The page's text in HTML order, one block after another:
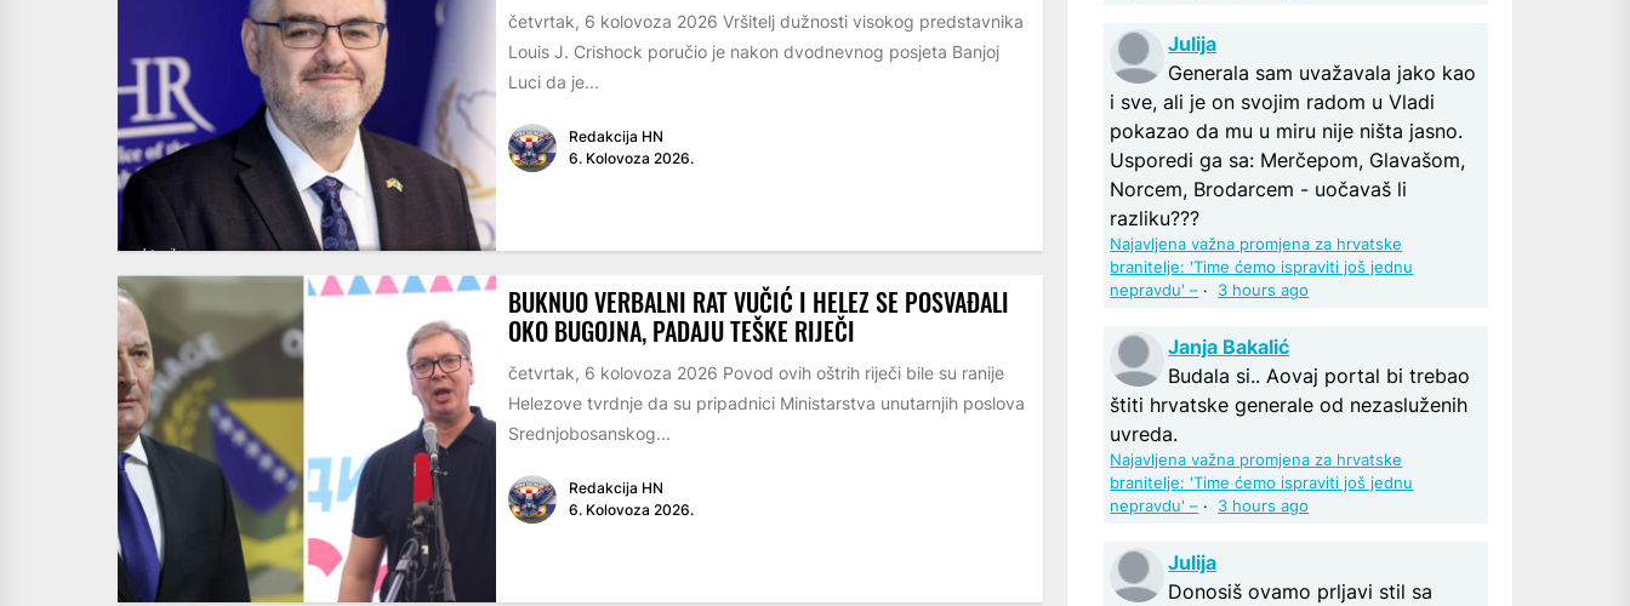
četvrtak, 6 kolovoza 2026 Vršitelj dužnosti visokog predstavnika
Louis J. Crishock poručio je nakon dvodnevnog posjeta Banjoj
Luci da je...
Redakcija HN
6. Kolovoza 2026.
BUKNUO VERBALNI RAT VUČIĆ I HELEZ SE POSVAĐALI
OKO BUGOJNA, PADAJU TEŠKE RIJEČI
četvrtak, 6 kolovoza 2026 Povod ovih oštrih riječi bile su ranije
Helezove tvrdnje da su pripadnici Ministarstva unutarnjih poslova
Srednjobosanskog...
Redakcija HN
6. Kolovoza 2026.
Julija
Generala sam uvažavala jako kao
i sve, ali je on svojim radom u Vladi
pokazao da mu u miru nije ništa jasno.
Usporedi ga sa: Merčepom, Glavašom,
Norcem, Brodarcem - uočavaš li
razliku???
Najavljena važna promjena za hrvatske
branitelje: 'Time ćemo ispraviti još jednu
nepravdu' – · 3 hours ago
Janja Bakalić
Budala si.. Aovaj portal bi trebao
štiti hrvatske generale od nezasluženih
uvreda.
Najavljena važna promjena za hrvatske
branitelje: 'Time ćemo ispraviti još jednu
nepravdu' – · 3 hours ago
Julija
Donosiš ovamo prljavi stil sa